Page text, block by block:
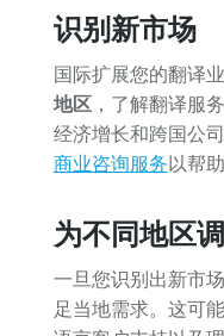
识别新市场
国际扩展您的翻译
地区，了解翻译服
经济增长和跨国公
商业咨询服务以帮
为不同地区
一旦您识别出新市
足当地需求。这可